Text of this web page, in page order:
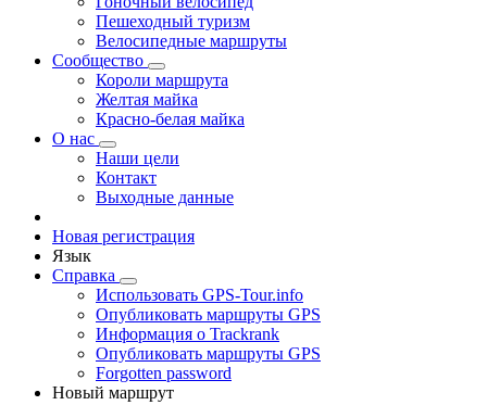
Пешеходный туризм
Велосипедные маршруты
Сообщество
Короли маршрута
Желтая майка
Красно-белая майка
О нас
Наши цели
Контакт
Выходные данные
Новая регистрация
Язык
Справка
Использовать GPS-Tour.info
Опубликовать маршруты GPS
Информация о Trackrank
Опубликовать маршруты GPS
Forgotten password
Новый маршрут